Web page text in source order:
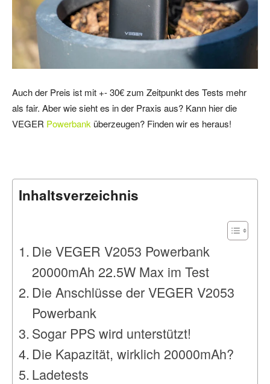
Auch der Preis ist mit +- 30€ zum Zeitpunkt des Tests mehr
als fair. Aber wie sieht es in der Praxis aus? Kann hier die
VEGER Powerbank überzeugen? Finden wir es heraus!
Inhaltsverzeichnis
Die VEGER V2053 Powerbank
20000mAh 22.5W Max im Test
Die Anschlüsse der VEGER V2053
Powerbank
Sogar PPS wird unterstützt!
Die Kapazität, wirklich 20000mAh?
Ladetests